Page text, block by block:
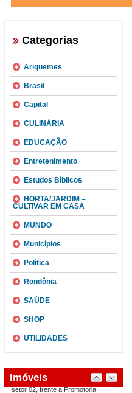
Categorias
Ariquemes
Brasil
Capital
CULINÁRIA
EDUCAÇÃO
Entretenimento
Estudos Bíblicos
HORTA/JARDIM –
CULTIVAR EM CASA
MUNDO
Municípios
Política
Rondônia
SAÚDE
SHOP
UTILIDADES